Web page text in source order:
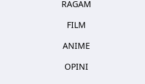
RAGAM
FILM
ANIME
OPINI